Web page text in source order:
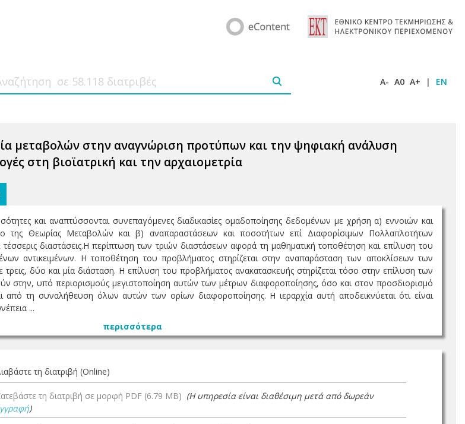
A- A0 A+ | EN
μεταβολών στην αναγνώριση προτύπων και την ψηφιακή ανάλυση
στη βιοϊατρική και την αρχαιομετρία
και αναπτύσσονται συνεπαγόμενες διαδικασίες ομαδοποίησης δεδομένων με χρήση α) εννοιών και
της Θεωρίας Μεταβολών και β) αναπαραστάσεων και ποσοτήτων επί Διαφορίσιμων Πολλαπλοτήτων
διαστάσεις.Η περίπτωση των τριών διαστάσεων αφορά τη μαθηματική τοποθέτηση και επίλυση του
αντικειμένων. Η τοποθέτηση του προβλήματος στηρίζεται στην αναπαράσταση των αποκλίσεων των
δύο και μία διάσταση. Η επίλυση του προβλήματος ανακατασκευής στηρίζεται τόσο στην επίλυση των
στην, υπό περιορισμούς μεγιστοποίηση αυτών των μέτρων διαφοροποίησης, όσο και στον προσδιορισμό
από τη συναλήθευση όλων αυτών των ορίων διαφοροποίησης. Η ιεραρχία αυτή αποδεικνύεται ότι είναι
...
περισσότερα
τη διατριβή (Online)
τη διατριβή σε μορφή PDF (6.79 MB) (Η υπηρεσία είναι διαθέσιμη μετά από δωρεάν
)